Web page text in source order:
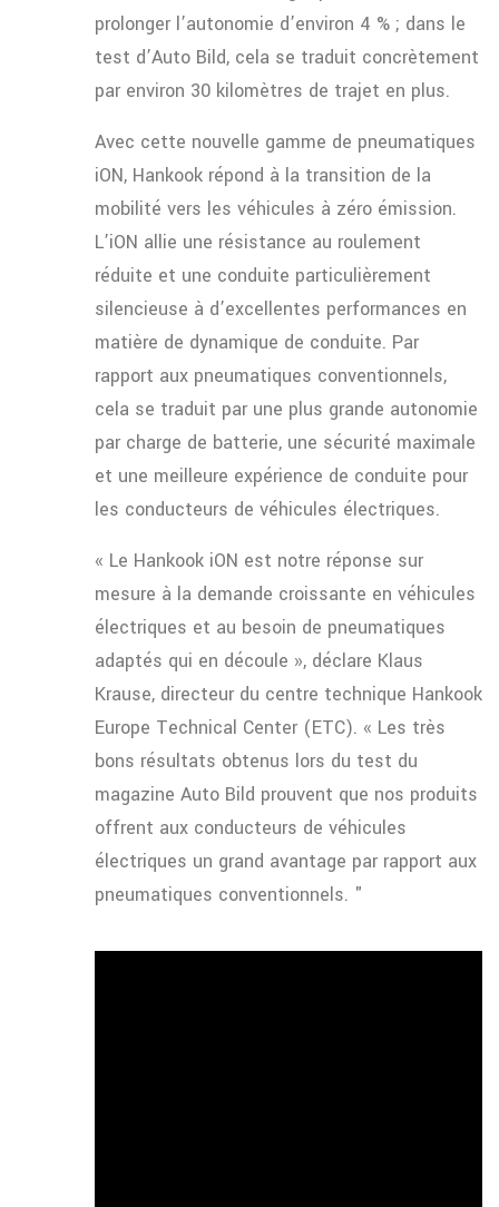
prolonger l’autonomie d’environ 4 % ; dans le
test d’Auto Bild, cela se traduit concrètement
par environ 30 kilomètres de trajet en plus.
Avec cette nouvelle gamme de pneumatiques
iON, Hankook répond à la transition de la
mobilité vers les véhicules à zéro émission.
L’iON allie une résistance au roulement
réduite et une conduite particulièrement
silencieuse à d’excellentes performances en
matière de dynamique de conduite. Par
rapport aux pneumatiques conventionnels,
cela se traduit par une plus grande autonomie
par charge de batterie, une sécurité maximale
et une meilleure expérience de conduite pour
les conducteurs de véhicules électriques.
« Le Hankook iON est notre réponse sur
mesure à la demande croissante en véhicules
électriques et au besoin de pneumatiques
adaptés qui en découle », déclare Klaus
Krause, directeur du centre technique Hankook
Europe Technical Center (ETC). « Les très
bons résultats obtenus lors du test du
magazine Auto Bild prouvent que nos produits
offrent aux conducteurs de véhicules
électriques un grand avantage par rapport aux
pneumatiques conventionnels. "